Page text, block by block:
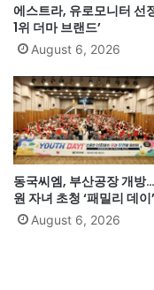
에스트라, 유로모니터 선
1위 더마 브랜드’
August 6, 2026
동국씨엠, 부산공장 개방
원 자녀 초청 ‘패밀리 데이’
August 6, 2026